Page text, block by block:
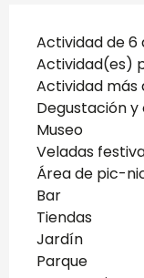
Actividad de 6
Actividad(es)
Actividad más
Degustación
Museo
Veladas
Área de pic-
Bar
Tiendas
Jardín
Parque